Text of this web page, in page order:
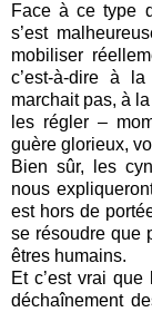
Face à ce type
s’est
mobiliser
c’est-à-dire à
marchait pas, à
les régler –
guère glorieux,
Bien sûr, les
nous
est hors de
se résoudre que
êtres humains.
Et c’est vrai
déchaînement